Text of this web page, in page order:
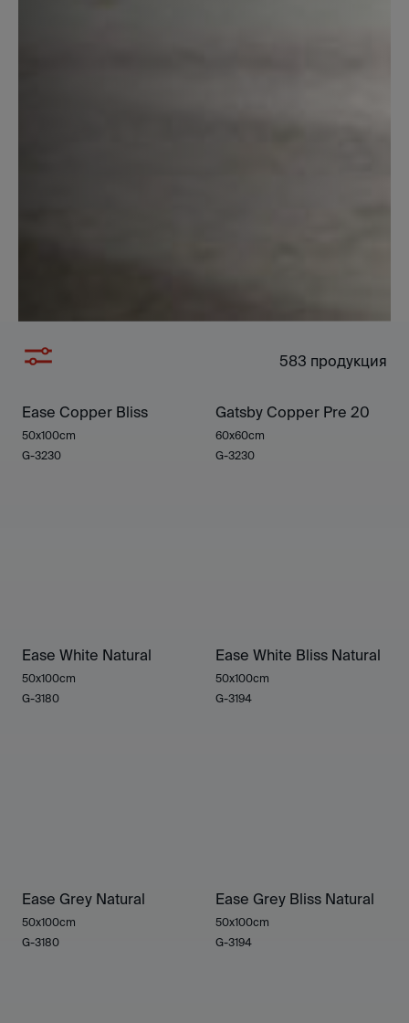
583 продукция
Ease Copper Bliss
50x100cm
G-3230
Gatsby Copper Pre 20
60x60cm
G-3230
Ease White Natural
50x100cm
G-3180
Ease White Bliss Natural
50x100cm
G-3194
Ease Grey Natural
50x100cm
G-3180
Ease Grey Bliss Natural
50x100cm
G-3194